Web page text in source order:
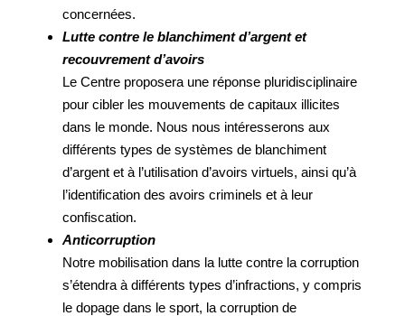
concernées.
Lutte contre le blanchiment d’argent et
recouvrement d’avoirs
Le Centre proposera une réponse pluridisciplinaire
pour cibler les mouvements de capitaux illicites
dans le monde. Nous nous intéresserons aux
différents types de systèmes de blanchiment
d’argent et à l’utilisation d’avoirs virtuels, ainsi qu’à
l’identification des avoirs criminels et à leur
confiscation.
Anticorruption
Notre mobilisation dans la lutte contre la corruption
s’étendra à différents types d’infractions, y compris
le dopage dans le sport, la corruption de